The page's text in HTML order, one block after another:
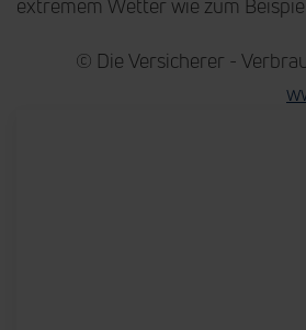
© Die Versicherer -